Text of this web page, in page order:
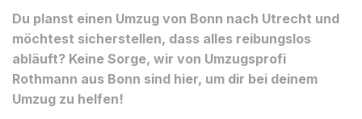
Du planst einen Umzug von Bonn nach Utrecht und
möchtest sicherstellen, dass alles reibungslos
abläuft? Keine Sorge, wir von Umzugsprofi
Rothmann aus Bonn sind hier, um dir bei deinem
Umzug zu helfen!